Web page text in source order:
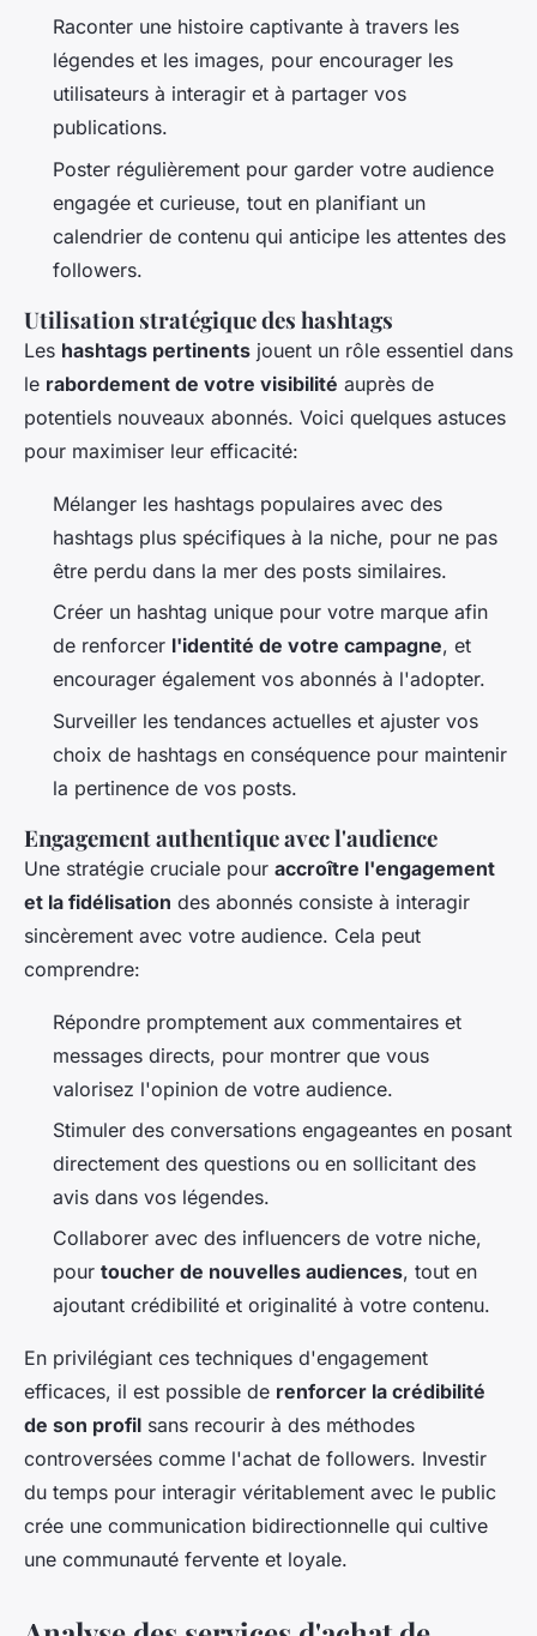
Raconter une histoire captivante à travers les
légendes et les images, pour encourager les
utilisateurs à interagir et à partager vos
publications.
Poster régulièrement pour garder votre audience
engagée et curieuse, tout en planifiant un
calendrier de contenu qui anticipe les attentes des
followers.
Utilisation stratégique des hashtags
Les hashtags pertinents jouent un rôle essentiel dans
le rabordement de votre visibilité auprès de
potentiels nouveaux abonnés. Voici quelques astuces
pour maximiser leur efficacité:
Mélanger les hashtags populaires avec des
hashtags plus spécifiques à la niche, pour ne pas
être perdu dans la mer des posts similaires.
Créer un hashtag unique pour votre marque afin
de renforcer l'identité de votre campagne, et
encourager également vos abonnés à l'adopter.
Surveiller les tendances actuelles et ajuster vos
choix de hashtags en conséquence pour maintenir
la pertinence de vos posts.
Engagement authentique avec l'audience
Une stratégie cruciale pour accroître l'engagement
et la fidélisation des abonnés consiste à interagir
sincèrement avec votre audience. Cela peut
comprendre:
Répondre promptement aux commentaires et
messages directs, pour montrer que vous
valorisez l'opinion de votre audience.
Stimuler des conversations engageantes en posant
directement des questions ou en sollicitant des
avis dans vos légendes.
Collaborer avec des influencers de votre niche,
pour toucher de nouvelles audiences, tout en
ajoutant crédibilité et originalité à votre contenu.
En privilégiant ces techniques d'engagement
efficaces, il est possible de renforcer la crédibilité
de son profil sans recourir à des méthodes
controversées comme l'achat de followers. Investir
du temps pour interagir véritablement avec le public
crée une communication bidirectionnelle qui cultive
une communauté fervente et loyale.